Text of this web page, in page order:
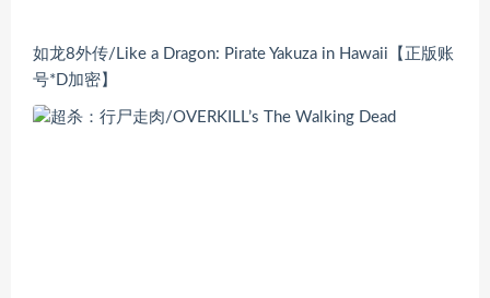
如龙8外传/Like a Dragon: Pirate Yakuza in Hawaii【正版账
号*D加密】